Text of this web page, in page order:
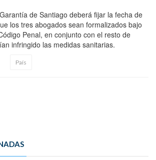
de Santiago deberá fijar la fecha de
los tres abogados sean formalizados bajo
Penal, en conjunto con el resto de
infringido las medidas sanitarias.
País